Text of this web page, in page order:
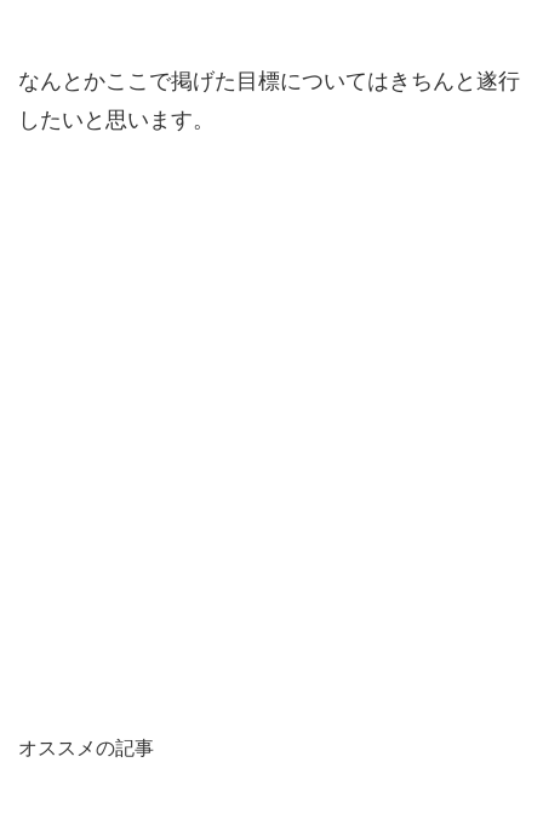
なんとかここで掲げた目標についてはきちんと遂行
したいと思います。
オススメの記事